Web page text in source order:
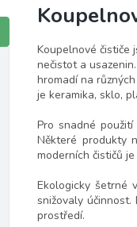
Koupelnové čističe
nečistot a
hromadí na
je keramika, sklo,
Pro snadné
Některé produkty
moderních čističů
Ekologicky šetrné
snižovaly
prostředí.